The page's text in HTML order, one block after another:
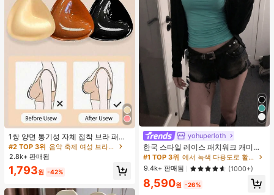
1쌍 양면 통기성 자체 접착 브라 패드,
두꺼워진 삼각형 푸쉬업 디자인, 재사
용 가능, 보이지 않는 비키니 브라 삽
입물, 수영에 적합
#2 TOP 3위
음악 축제 여성 브라 액세서리
2.8k+ 판매됨
1,793원 -42%
yohuperloth
한국 스타일 레이스 패치워크 캐미솔
탱크 탑, Y2K 에스테틱, 스트리트웨어
캐주얼 여름
#1 TOP 3위
50+ 명 "여름옷"
#1 TOP 3위
에서 녹색 다용도로 활용 가능한 데일리 탑
50+ 명 "여름옷"
#1 TOP 3위
에서 녹색 다용도로 활용 가능한 데일리 탑
50+ 명 "여름옷"
#1 TOP 3위
에서 녹색 다용도로 활용 가능한 데일리 탑
50+ 명 "여름옷"
9.4k+ 판매됨 (1000+)
8,590원 -26%